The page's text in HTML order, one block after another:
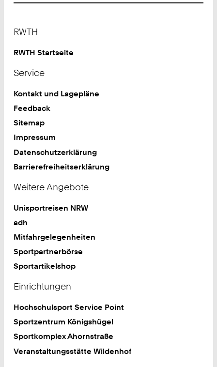
RWTH
RWTH Startseite
Service
Kontakt und Lagepläne
Feedback
Sitemap
Impressum
Datenschutzerklärung
Barrierefreiheitserklärung
Weitere Angebote
Unisportreisen NRW
adh
Mitfahrgelegenheiten
Sportpartnerbörse
Sportartikelshop
Einrichtungen
Hochschulsport Service Point
Sportzentrum Königshügel
Sportkomplex Ahornstraße
Veranstaltungsstätte Wildenhof